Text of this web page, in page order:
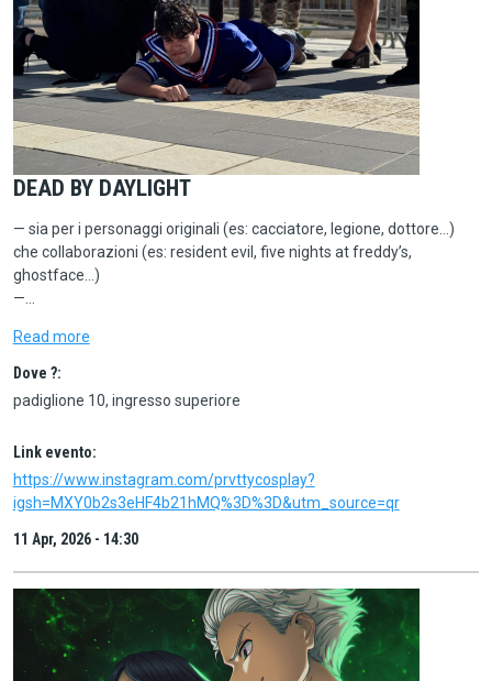
DEAD BY DAYLIGHT
— sia per i personaggi originali (es: cacciatore, legione, dottore…)
che collaborazioni (es: resident evil, five nights at freddy’s,
ghostface…)
—…
Read more
Dove ?:
padiglione 10, ingresso superiore
Link evento:
https://www.instagram.com/prvttycosplay?
igsh=MXY0b2s3eHF4b21hMQ%3D%3D&utm_source=qr
11 Apr, 2026 - 14:30